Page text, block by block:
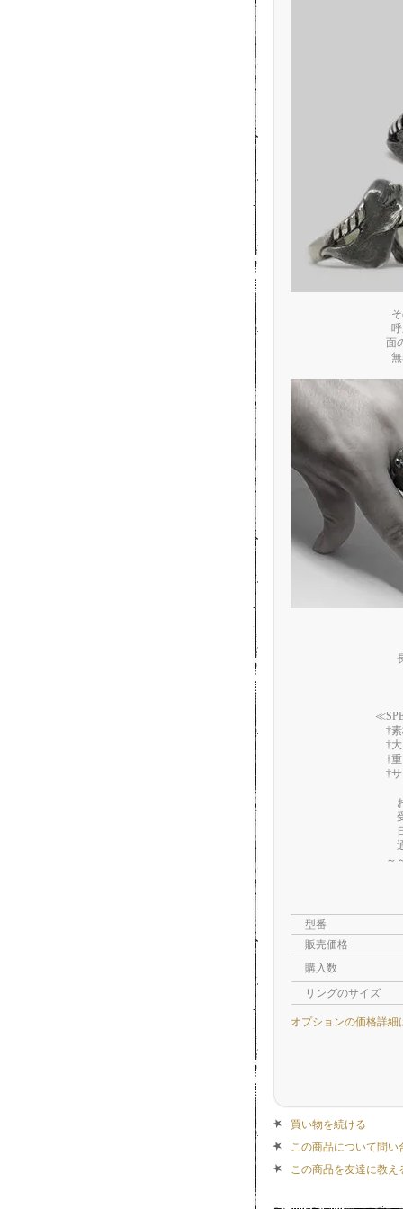
面
†素
†大
†重
†サ
お
受
日
通
～
型番
販売価格
購入数
リングのサイズ
オプションの価格詳細
買い物を続ける
この商品について問い
この商品を友達に教え